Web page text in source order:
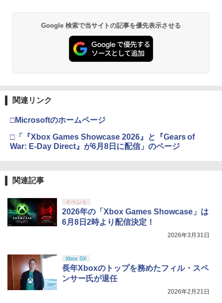
Google 検索で当サイトの記事を優先表示させる
関連リンク
□Microsoftのホームページ
□「『Xbox Games Showcase 2026』と『Gears of
War: E-Day Direct』が6月8日に配信」のページ
関連記事
イベント
2026年の「Xbox Games Showcase」は
6月8日2時より配信決定！
2026年3月31日
Xbox SX
長年Xboxのトップを務めたフィル・スペ
ンサー氏が退任
2026年2月21日